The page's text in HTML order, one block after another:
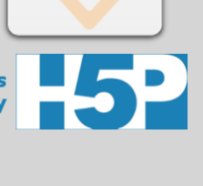
autor quiere definir un
el patrón de
para lograr este
del utilizado para
dos o más ideas.